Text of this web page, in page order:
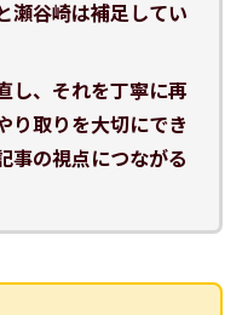
瀬谷崎は補足してい
し、それを丁寧に再
り取りを大切にでき
事の視点につながる